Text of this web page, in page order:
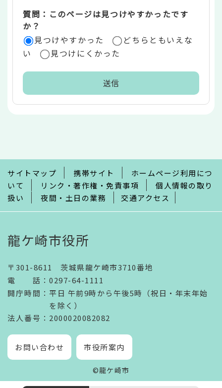
質問：このページは見つけやすかったです
か？
見つけやすかった
どちらともいえな
い
見つけにくかった
で
サイトマップ 携帯サイト
ホームページ利用につ
いて
リンク・著作権・免責事項
個人情報の取り
扱い
夜間・土日の業務 交通アクセス
龍ケ崎市役所
〒301-8611 茨城県龍ケ崎市3710番地
電話 ： 0297-64-1111
開庁時間 ： 平日 午前9時から午後5時（祝日・年末年始
を除く）
法人番号 ：2000020082082
お問い合わせ 市役所案内
©龍ケ崎市